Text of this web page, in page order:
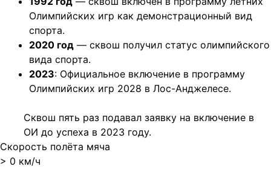
Олимпийских игр как демонстрационный вид
спорта.
2020 год — сквош получил статус олимпийского
вида спорта.
2023: Официальное включение в программу
Олимпийских игр 2028 в Лос-Анджелесе.
Сквош пять раз подавал заявку на включение в
ОИ до успеха в 2023 году.
Скорость полёта мяча
> 0 км/ч